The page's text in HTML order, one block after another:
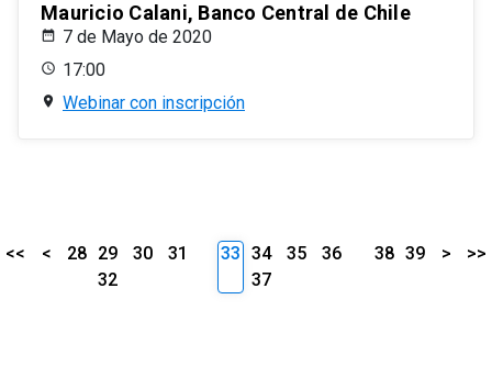
Mauricio Calani, Banco Central de Chile
7 de Mayo de 2020
17:00
Webinar con inscripción
<< < 28 29 30
31
32
33 34 35
36
37
38 39 > >>